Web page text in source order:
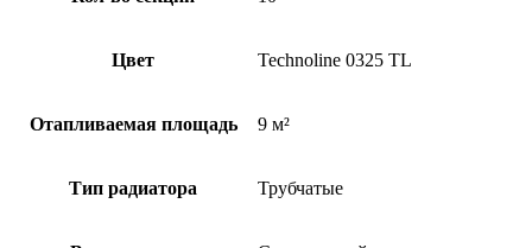
Цвет Technoline 0325 TL
Отапливаемая площадь 9 м²
Тип радиатора Трубчатые